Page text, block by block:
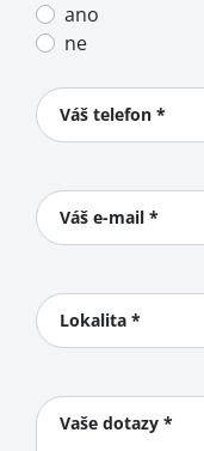
ano
ne
Váš telefon *
Váš e-mail *
Lokalita *
Vaše dotazy *